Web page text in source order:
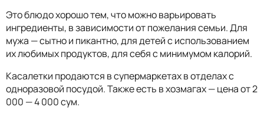
Это блюдо хорошо тем, что можно варьировать
ингредиенты, в зависимости от пожелания семьи. Для
мужа — сытно и пикантно, для детей с использованием
их любимых продуктов, для себя с минимумом калорий.
Касалетки продаются в супермаркетах в отделах с
одноразовой посудой. Также есть в хозмагах — цена от 2
000 — 4 000 сум.